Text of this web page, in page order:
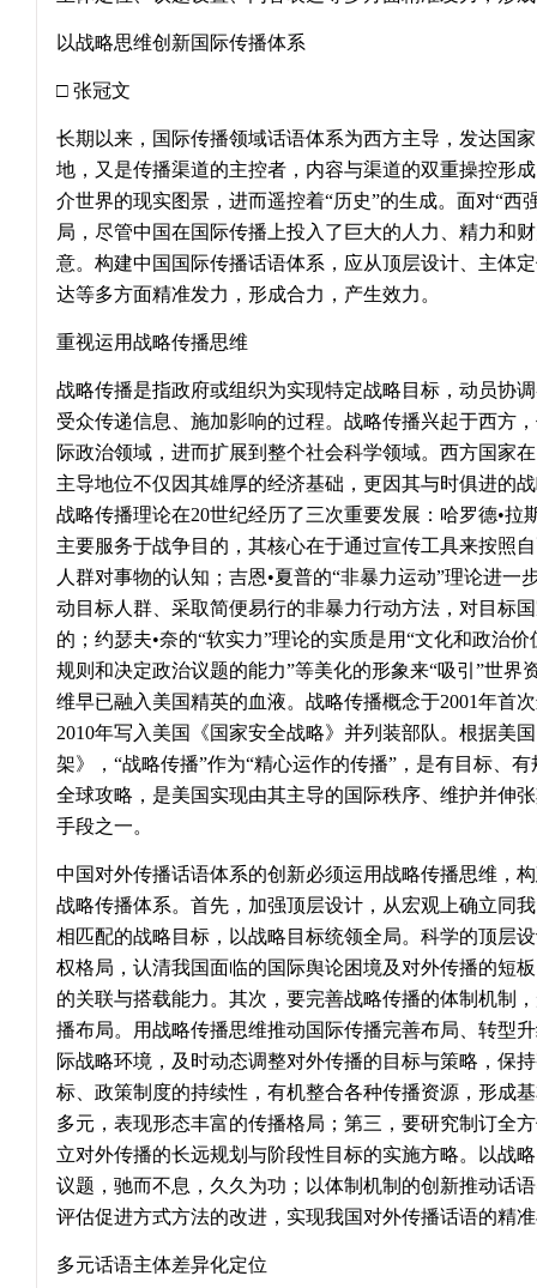
以战略思维创新国际传播体系
□ 张冠文
长期以来，国际传播领域话语体系为西方主导，发达国
地，又是传播渠道的主控者，内容与渠道的双重操控形
介世界的现实图景，进而遥控着“历史”的生成。面对“西
局，尽管中国在国际传播上投入了巨大的人力、精力和
意。构建中国国际传播话语体系，应从顶层设计、主体
达等多方面精准发力，形成合力，产生效力。
重视运用战略传播思维
战略传播是指政府或组织为实现特定战略目标，动员协
受众传递信息、施加影响的过程。战略传播兴起于西方
际政治领域，进而扩展到整个社会科学领域。西方国家
主导地位不仅因其雄厚的经济基础，更因其与时俱进的
战略传播理论在20世纪经历了三次重要发展：哈罗德•拉
主要服务于战争目的，其核心在于通过宣传工具来按照
人群对事物的认知；吉恩•夏普的“非暴力运动”理论进一
动目标人群、采取简便易行的非暴力行动方法，对目标
的；约瑟夫•奈的“软实力”理论的实质是用“文化和政治
规则和决定政治议题的能力”等美化的形象来“吸引”世界
维早已融入美国精英的血液。战略传播概念于2001年首
2010年写入美国《国家安全战略》并列装部队。根据美
架》，“战略传播”作为“精心运作的传播”，是有目标、
全球攻略，是美国实现由其主导的国际秩序、维护并伸
手段之一。
中国对外传播话语体系的创新必须运用战略传播思维，
战略传播体系。首先，加强顶层设计，从宏观上确立同
相匹配的战略目标，以战略目标统领全局。科学的顶层
权格局，认清我国面临的国际舆论困境及对外传播的短
的关联与搭载能力。其次，要完善战略传播的体制机制
播布局。用战略传播思维推动国际传播完善布局、转型
际战略环境，及时动态调整对外传播的目标与策略，保
标、政策制度的持续性，有机整合各种传播资源，形成
多元，表现形态丰富的传播格局；第三，要研究制订全
立对外传播的长远规划与阶段性目标的实施方略。以战
议题，驰而不息，久久为功；以体制机制的创新推动话
评估促进方式方法的改进，实现我国对外传播话语的精
多元话语主体差异化定位